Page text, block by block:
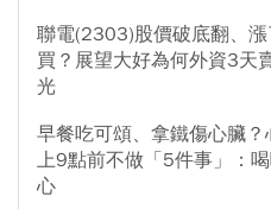
聯電(2303)股價破底翻、
買？展望大好為何外資3天
光
早餐吃可頌、拿鐵傷心臟
上9點前不做「5件事」：
心